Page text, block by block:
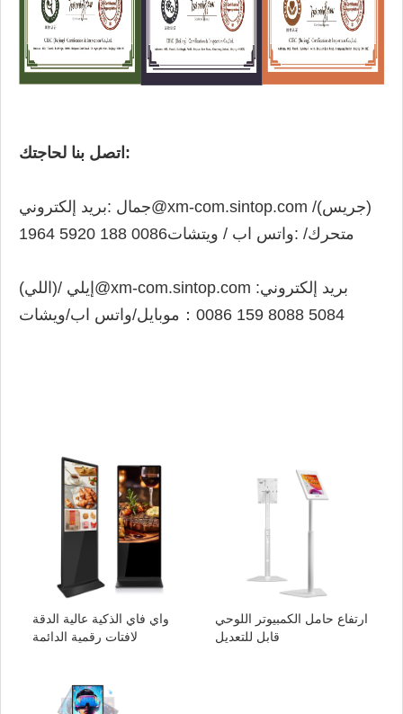
اتصل بنا لحاجتك:
بريد إلكتروني:
جمال@xm-com.sintop.com /(جريس)
متحرك/ واتس اب / ويتشات: 0086 188 5920 1964
بريد إلكتروني: إيلي@xm-com.sintop.com
/(اللي)
موبايل/واتس اب/ويشات： 0086 159 8088 5084
واي فاي الذكية عالية الدقة
لافتات رقمية الدائمة
ارتفاع حامل الكمبيوتر اللوحي
قابل للتعديل